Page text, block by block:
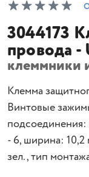
3044173
провода -
клеммники
Клемма
Винтовые
подсоединения:
- 6, ширина:
зел., тип